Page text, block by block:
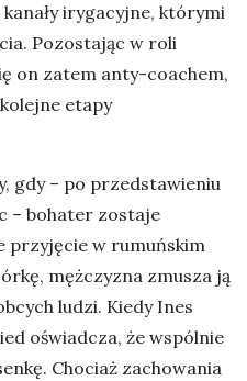
irygacyjne, którymi
Pozostając w roli
on zatem anty-coachem,
etapy
gdy – po przedstawieniu
– bohater zostaje
przyjęcie w rumuńskim
mężczyzna zmusza ją
ludzi. Kiedy Ines
oświadcza, że wspólnie
Chociaż zachowania